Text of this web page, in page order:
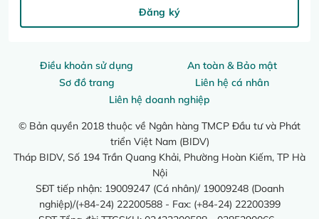
Điều khoản sử dụng
An toàn & Bảo mật
Sơ đồ trang
Liên hệ cá nhân
Liên hệ doanh nghiệp
© Bản quyền 2018 thuộc về Ngân hàng TMCP Đầu tư và Phát
triển Việt Nam (BIDV)
Tháp BIDV, Số 194 Trần Quang Khải, Phường Hoàn Kiếm, TP Hà
Nội
SĐT tiếp nhận: 19009247 (Cá nhân)/ 19009248 (Doanh
nghiệp)/(+84-24) 22200588 - Fax: (+84-24) 22200399
Đăng ký